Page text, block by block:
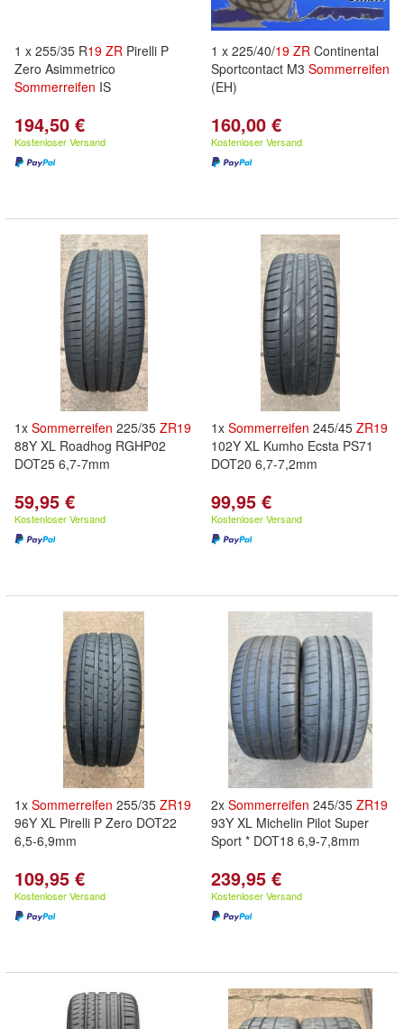
1 x 255/35 R19 ZR Pirelli P
Zero Asimmetrico
Sommerreifen IS
194,50 €
Kostenloser Versand
1 x 225/40/19 ZR Continental
Sportcontact M3 Sommerreifen
(EH)
160,00 €
Kostenloser Versand
1x Sommerreifen 225/35 ZR19
88Y XL Roadhog RGHP02
DOT25 6,7-7mm
59,95 €
Kostenloser Versand
1x Sommerreifen 245/45 ZR19
102Y XL Kumho Ecsta PS71
DOT20 6,7-7,2mm
99,95 €
Kostenloser Versand
1x Sommerreifen 255/35 ZR19
96Y XL Pirelli P Zero DOT22
6,5-6,9mm
109,95 €
Kostenloser Versand
2x Sommerreifen 245/35 ZR19
93Y XL Michelin Pilot Super
Sport * DOT18 6,9-7,8mm
239,95 €
Kostenloser Versand